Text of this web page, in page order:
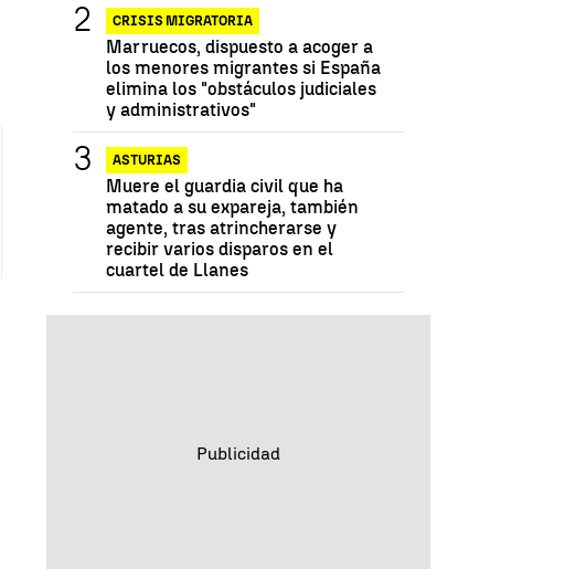
CRISIS MIGRATORIA
Marruecos, dispuesto a acoger a
los menores migrantes si España
elimina los "obstáculos judiciales
y administrativos"
ASTURIAS
Muere el guardia civil que ha
matado a su expareja, también
agente, tras atrincherarse y
recibir varios disparos en el
cuartel de Llanes